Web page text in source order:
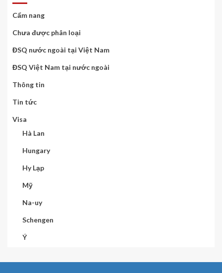
Cẩm nang
Chưa được phân loại
ĐSQ nước ngoài tại Việt Nam
ĐSQ Việt Nam tại nước ngoài
Thông tin
Tin tức
Visa
Hà Lan
Hungary
Hy Lạp
Mỹ
Na-uy
Schengen
Ý